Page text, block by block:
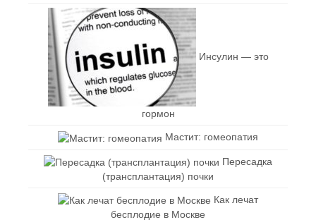
Инсулин — это
гормон
Мастит: гомеопатия
Пересадка
(трансплантация) почки
Как лечат
бесплодие в Москве